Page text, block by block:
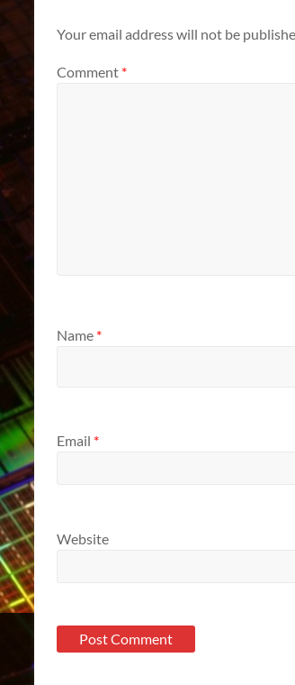
Your email address will not be
Comment *
Name *
Email *
Website